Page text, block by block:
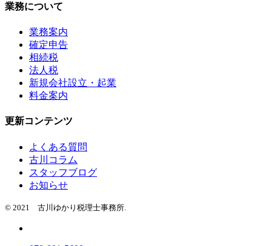
業務について
業務案内
確定申告
相続税
法人税
新規会社設立・起業
料金案内
更新コンテンツ
よくある質問
古川コラム
スタッフブログ
お知らせ
© 2021 古川ゆかり税理士事務所.